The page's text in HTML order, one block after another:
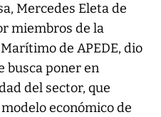
Mercedes Eleta de
miembros de la
de APEDE, dio
busca poner en
del sector, que
económico de